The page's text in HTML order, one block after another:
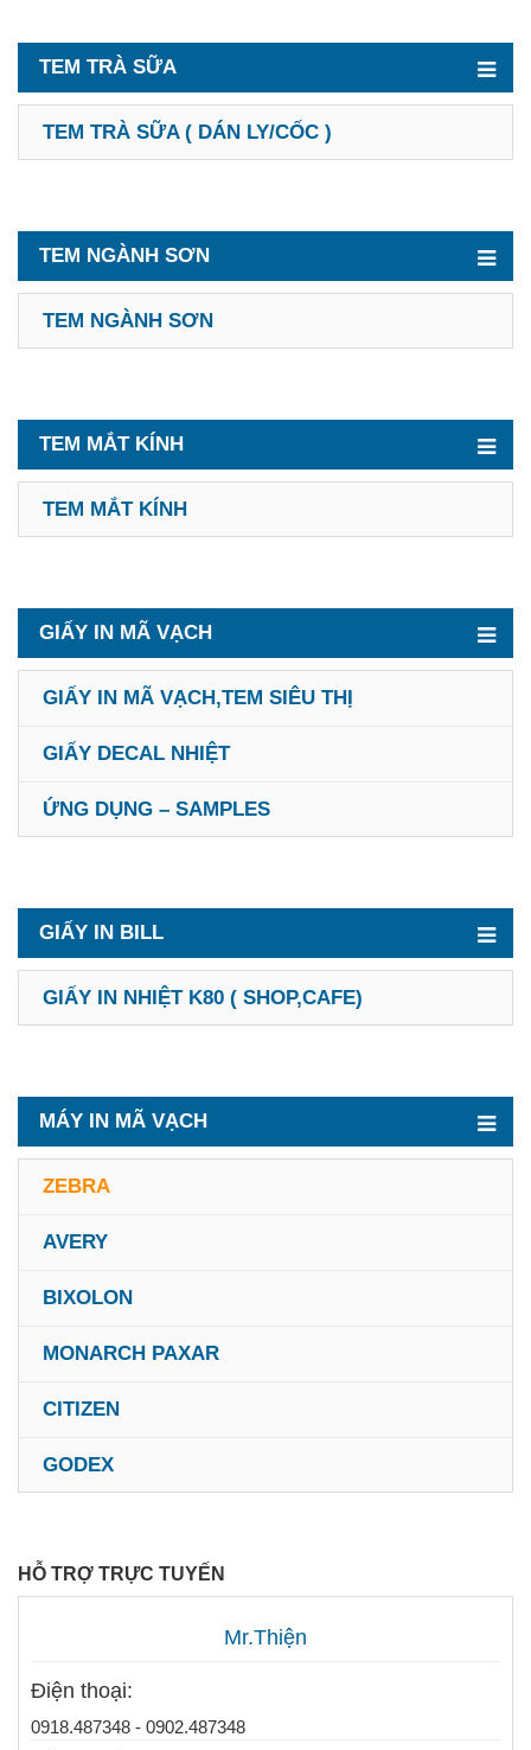
TEM TRÀ SỮA
TEM TRÀ SỮA ( DÁN LY/CỐC )
TEM NGÀNH SƠN
TEM NGÀNH SƠN
TEM MẮT KÍNH
TEM MẮT KÍNH
GIẤY IN MÃ VẠCH
GIẤY IN MÃ VẠCH,TEM SIÊU THỊ
GIẤY DECAL NHIỆT
ỨNG DỤNG – SAMPLES
GIẤY IN BILL
GIẤY IN NHIỆT K80 ( SHOP,CAFE)
MÁY IN MÃ VẠCH
ZEBRA
AVERY
BIXOLON
MONARCH PAXAR
CITIZEN
GODEX
HỖ TRỢ TRỰC TUYẾN
Mr.Thiện
Điện thoại:
0918.487348 - 0902.487348